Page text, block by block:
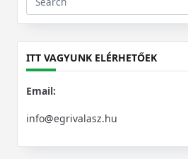
Search
for:
ITT VAGYUNK ELÉRHETŐEK
Email:
info@egrivalasz.hu